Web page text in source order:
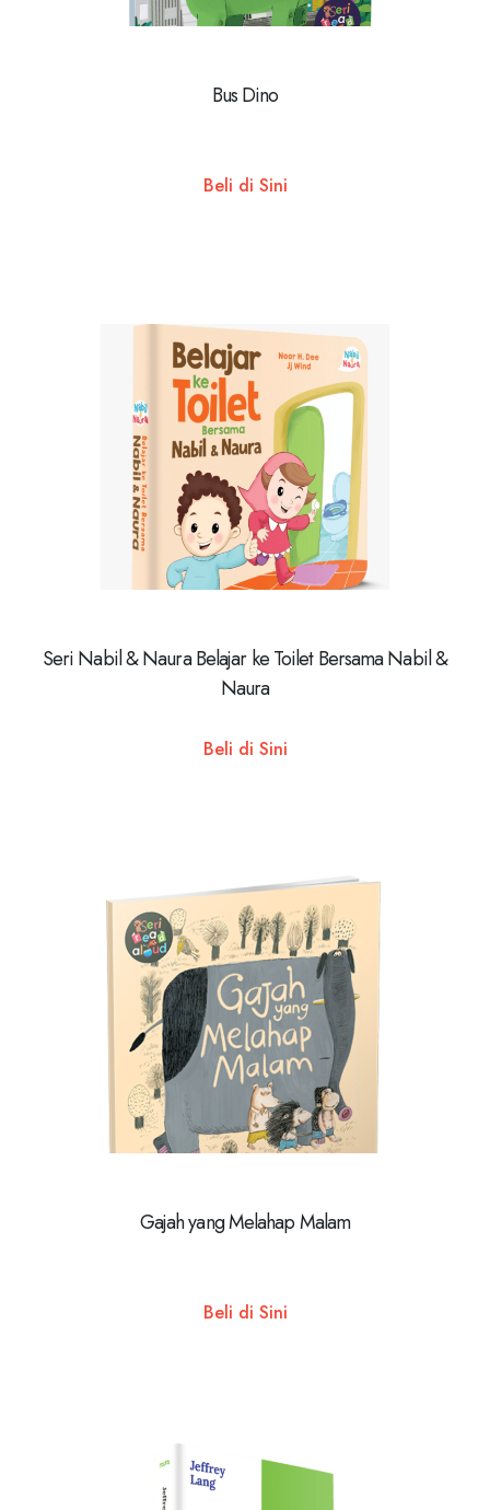
Bus Dino
Beli di Sini
Seri Nabil & Naura Belajar ke Toilet Bersama Nabil &
Naura
Beli di Sini
Gajah yang Melahap Malam
Beli di Sini